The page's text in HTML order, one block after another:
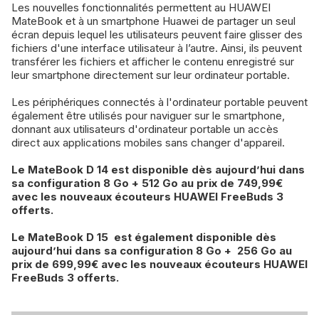
Les nouvelles fonctionnalités permettent au HUAWEI
MateBook et à un smartphone Huawei de partager un seul
écran depuis lequel les utilisateurs peuvent faire glisser des
fichiers d'une interface utilisateur à l’autre. Ainsi, ils peuvent
transférer les fichiers et afficher le contenu enregistré sur
leur smartphone directement sur leur ordinateur portable.
Les périphériques connectés à l'ordinateur portable peuvent
également être utilisés pour naviguer sur le smartphone,
donnant aux utilisateurs d'ordinateur portable un accès
direct aux applications mobiles sans changer d'appareil.
Le MateBook D 14 est disponible dès aujourd’hui dans
sa configuration 8 Go + 512 Go au prix de 749,99€
avec les nouveaux écouteurs HUAWEI FreeBuds 3
offerts.
Le MateBook D 15 est également disponible dès
aujourd’hui dans sa configuration 8 Go + 256 Go au
prix de 699,99€ avec les nouveaux écouteurs HUAWEI
FreeBuds 3 offerts.